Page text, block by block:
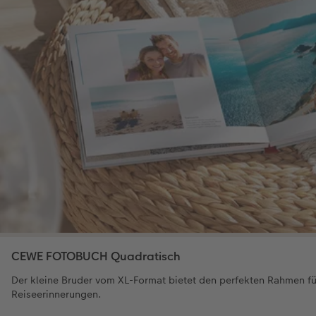
CEWE FOTOBUCH Quadratisch
Der kleine Bruder vom XL-Format bietet den perfekten Rahmen
Reiseerinnerungen.